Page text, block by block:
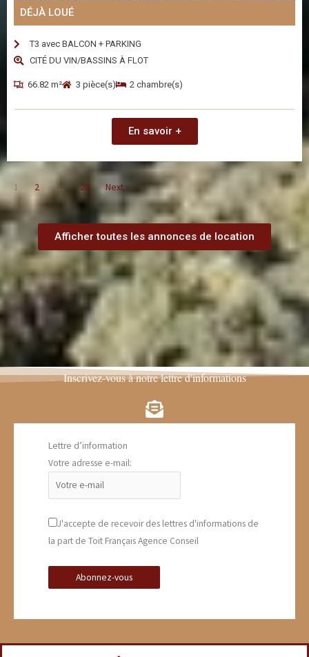
DÉJÀ LOUÉ
T3 avec BALCON + PARKING
CITÉ DU VIN/BASSINS À FLOT
66.82 m² 3 pièce(s) 2 chambre(s)
En savoir +
1 2 … 28 Next »
Afficher toutes les annonces de location
Inscrivez-vous à notre lettre d'informations
Lettre d’information
Votre adresse e-mail:
J'accepte de recevoir des lettres d'informations de
la part de Toit Français Agence Conseil